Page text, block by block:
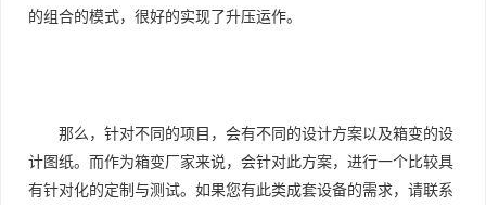
的组合的模式，很好的实现了升压运作。
那么，针对不同的项目，会有不同的设计方案以及箱变的设
计图纸。而作为箱变厂家来说，会针对此方案，进行一个比较具
有针对化的定制与测试。如果您有此类成套设备的需求，请联系